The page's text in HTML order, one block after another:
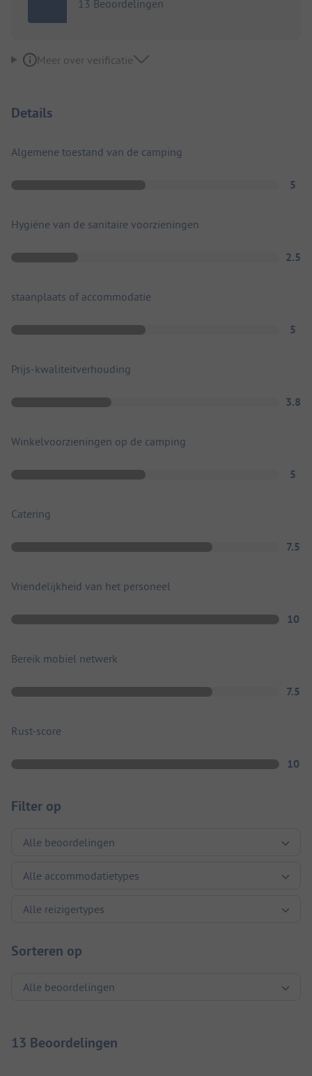
13 Beoordelingen
Meer over verificatie
Details
Algemene toestand van de camping
5
Hygiëne van de sanitaire voorzieningen
2.5
staanplaats of accommodatie
5
Prijs-kwaliteitverhouding
3.8
Winkelvoorzieningen op de camping
5
Catering
7.5
Vriendelijkheid van het personeel
10
Bereik mobiel netwerk
7.5
Rust-score
10
Filter op
Sorteren op
13 Beoordelingen